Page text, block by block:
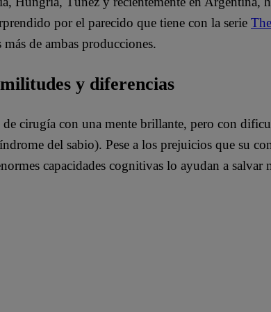
por el parecido que tiene con la serie
de ambas producciones.
y diferencias
cirugía con una mente brillante, pero con
del sabio). Pese a los prejuicios que su
capacidades cognitivas lo ayudan a